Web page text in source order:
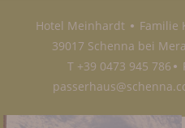
Hotel Meinhardt ● Familie
39017 Schenna bei
T +39 0473 945 786 ●